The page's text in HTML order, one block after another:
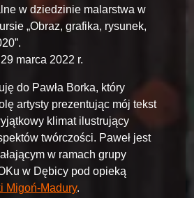
w dziedzinie malarstwa w
„Obraz, grafika, rysunek,
marca 2022 r.
do Pawła Borka, który
artysty prezentując mój tekst
klimat ilustrujący
twórczości. Paweł jest
w ramach grupy
w Dębicy pod opieką
Migoń-Madury.